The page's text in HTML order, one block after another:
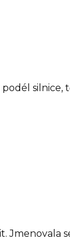
silnice,
Jmenovala